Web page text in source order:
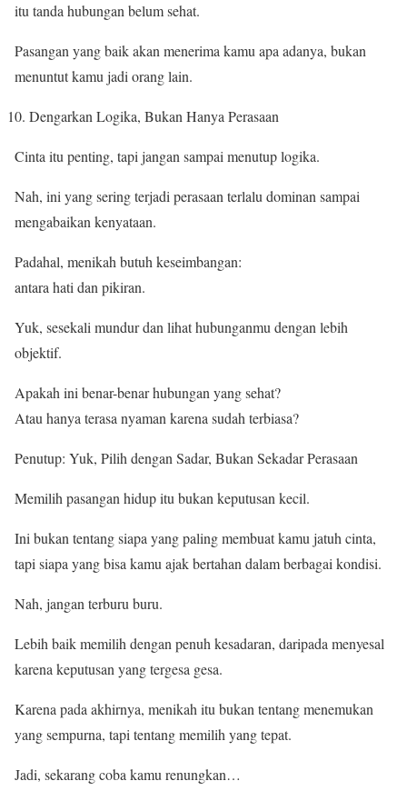
itu tanda hubungan belum sehat.
Pasangan yang baik akan menerima kamu apa adanya, bukan
menuntut kamu jadi orang lain.
Dengarkan Logika, Bukan Hanya Perasaan
Cinta itu penting, tapi jangan sampai menutup logika.
Nah, ini yang sering terjadi perasaan terlalu dominan sampai
mengabaikan kenyataan.
Padahal, menikah butuh keseimbangan:
antara hati dan pikiran.
Yuk, sesekali mundur dan lihat hubunganmu dengan lebih
objektif.
Apakah ini benar-benar hubungan yang sehat?
Atau hanya terasa nyaman karena sudah terbiasa?
Penutup: Yuk, Pilih dengan Sadar, Bukan Sekadar Perasaan
Memilih pasangan hidup itu bukan keputusan kecil.
Ini bukan tentang siapa yang paling membuat kamu jatuh cinta,
tapi siapa yang bisa kamu ajak bertahan dalam berbagai kondisi.
Nah, jangan terburu buru.
Lebih baik memilih dengan penuh kesadaran, daripada menyesal
karena keputusan yang tergesa gesa.
Karena pada akhirnya, menikah itu bukan tentang menemukan
yang sempurna, tapi tentang memilih yang tepat.
Jadi, sekarang coba kamu renungkan…